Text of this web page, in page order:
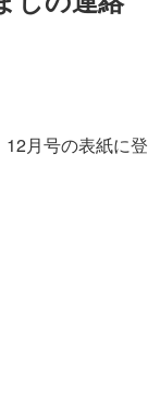
月号の表紙に登